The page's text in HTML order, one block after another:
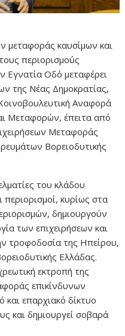
μεταφοράς καυσίμων και
περιορισμούς
Εγνατία Οδό μεταφέρει
της Νέας Δημοκρατίας,
Αναφορά
Μεταφορών, έπειτα από
Μεταφοράς
Βορειοδυτικής
του κλάδου
περιορισμοί, κυρίως στα
δημιουργούν
των επιχειρήσεων και
τροφοδοσία της Ηπείρου,
Ελλάδας.
εκτροπή της
επικίνδυνων
επαρχιακό δίκτυο
και δημιουργεί σοβαρά